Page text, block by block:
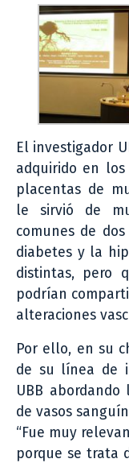
El investigador
adquirido en
placentas de
le sirvió de
comunes de
diabetes y la
distintas, pero
podrían
alteraciones
Por ello, en su
de su línea de
UBB
de vasos
“Fue muy
porque se trata